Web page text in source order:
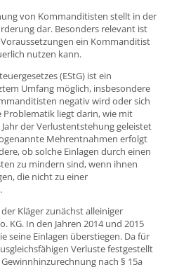
von Kommanditisten stellt in der
dar. Besonders relevant ist
ein Kommanditist
nutzen kann.
(EStG) ist ein
Umfang möglich, insbesondere
negativ wird oder sich
liegt darin, wie mit
der Verlustentstehung geleistet
Mehrentnahmen erfolgt
ob solche Einlagen durch einen
zu mindern sind, wenn ihnen
die nicht zu einer
Kläger zunächst alleiniger
KG. In den Jahren 2014 und 2015
seine Einlagen überstiegen. Da für
Verluste festgestellt
nach § 15a